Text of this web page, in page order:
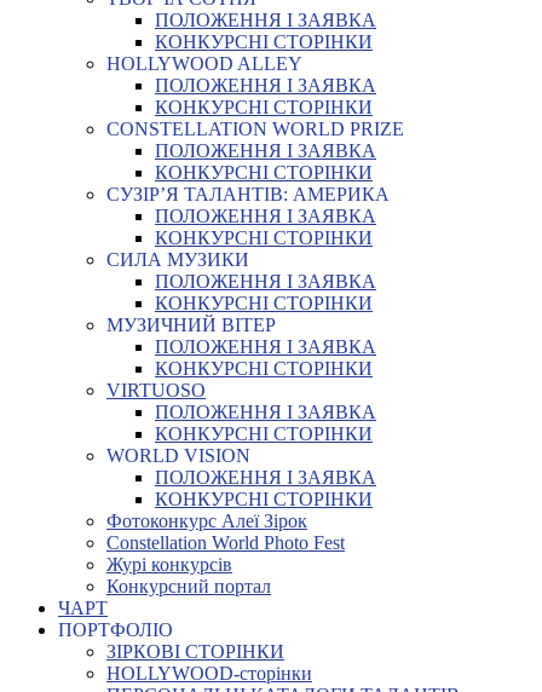
ПОЛОЖЕННЯ І ЗАЯВКА
КОНКУРСНІ СТОРІНКИ
HOLLYWOOD ALLEY
ПОЛОЖЕННЯ І ЗАЯВКА
КОНКУРСНІ СТОРІНКИ
CONSTELLATION WORLD PRIZE
ПОЛОЖЕННЯ І ЗАЯВКА
КОНКУРСНІ СТОРІНКИ
СУЗІР’Я ТАЛАНТІВ: АМЕРИКА
ПОЛОЖЕННЯ І ЗАЯВКА
КОНКУРСНІ СТОРІНКИ
СИЛА МУЗИКИ
ПОЛОЖЕННЯ І ЗАЯВКА
КОНКУРСНІ СТОРІНКИ
МУЗИЧНИЙ ВІТЕР
ПОЛОЖЕННЯ І ЗАЯВКА
КОНКУРСНІ СТОРІНКИ
VIRTUOSO
ПОЛОЖЕННЯ І ЗАЯВКА
КОНКУРСНІ СТОРІНКИ
WORLD VISION
ПОЛОЖЕННЯ І ЗАЯВКА
КОНКУРСНІ СТОРІНКИ
Фотоконкурс Алеї Зірок
Constellation World Photo Fest
Журі конкурсів
Конкурсний портал
ЧАРТ
ПОРТФОЛІО
ЗІРКОВІ СТОРІНКИ
HOLLYWOOD-сторінки